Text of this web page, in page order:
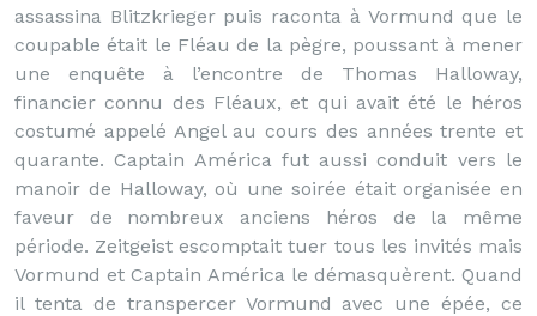
assassina Blitzkrieger puis raconta à Vormund que le
coupable était le Fléau de la pègre, poussant à mener
une enquête à l’encontre de Thomas Halloway,
financier connu des Fléaux, et qui avait été le héros
costumé appelé Angel au cours des années trente et
quarante. Captain América fut aussi conduit vers le
manoir de Halloway, où une soirée était organisée en
faveur de nombreux anciens héros de la même
période. Zeitgeist escomptait tuer tous les invités mais
Vormund et Captain América le démasquèrent. Quand
il tenta de transpercer Vormund avec une épée, ce